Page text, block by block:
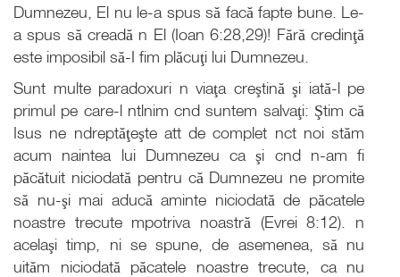
Dumnezeu, El nu le-a spus să facă fapte bune. Le-
a spus să creadă n El (Ioan 6:28,29)! Fără credinţă
este imposibil să-I fim plăcuţi lui Dumnezeu.
Sunt multe paradoxuri n viaţa creştină şi iată-l pe
primul pe care-l ntlnim cnd suntem salvaţi: Ştim că
Isus ne ndreptăţeşte att de complet nct noi stăm
acum naintea lui Dumnezeu ca şi cnd n-am fi
păcătuit niciodată pentru că Dumnezeu ne promite
să nu-şi mai aducă aminte niciodată de păcatele
noastre trecute mpotriva noastră (Evrei 8:12). n
acelaşi timp, ni se spune, de asemenea, să nu
uităm niciodată păcatele noastre trecute, ca nu